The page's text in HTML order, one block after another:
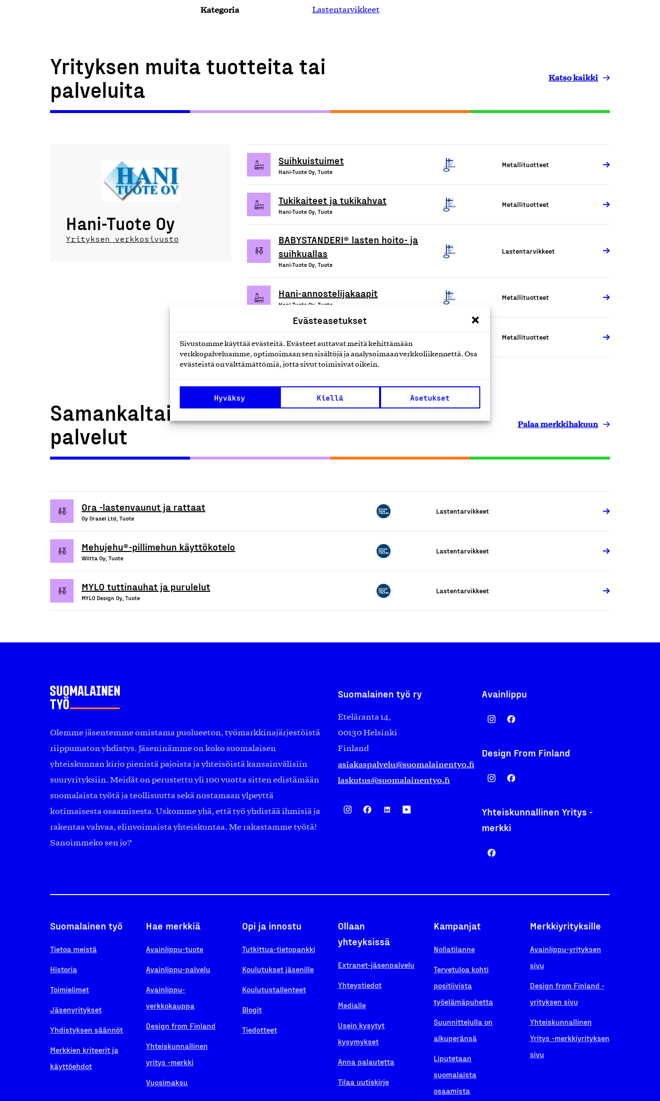
Evästeasetukset
Sivustomme käyttää evästeitä. Evästeet auttavat meitä kehittämään
verkkopalveluamme, optimoimaan sen sisältöjä ja analysoimaan verkkoliikennettä. Osa
evästeistä on välttämättömiä, jotta sivut toimisivat oikein.
Hyväksy Kiellä Asetukset
Kategoria Lastentarvikkeet
Yrityksen muita tuotteita tai
palveluita
Katso kaikki
Hani-Tuote Oy
Yrityksen verkkosivusto
Suihkuistuimet
Hani-Tuote Oy, Tuote
Metallituotteet
Tukikaiteet ja tukikahvat
Hani-Tuote Oy, Tuote
Metallituotteet
BABYSTANDERI® lasten hoito- ja
suihkuallas
Hani-Tuote Oy, Tuote
Lastentarvikkeet
Hani-annostelijakaapit
Hani-Tuote Oy, Tuote
Metallituotteet
Hani-Tuote Oy, Tuote
Metallituotteet
Samankaltaiset tuotteet tai
palvelut
Palaa merkkihakuun
Ora -lastenvaunut ja rattaat
Oy Orasel Ltd, Tuote
Lastentarvikkeet
Mehujehu®-pillimehun käyttökotelo
Wiitta Oy, Tuote
Lastentarvikkeet
MYLO tuttinauhat ja purulelut
MYLO Design Oy, Tuote
Lastentarvikkeet
Olemme jäsentemme omistama puolueeton, työmarkkinajärjestöistä
riippumaton yhdistys. Jäseninämme on koko suomalaisen
yhteiskunnan kirjo pienistä pajoista ja yhteisöistä kansainvälisiin
suuryrityksiin. Meidät on perustettu yli 100 vuotta sitten edistämään
suomalaista työtä ja teollisuutta sekä nostamaan ylpeyttä
kotimaisesta osaamisesta. Uskomme yhä, että työ yhdistää ihmisiä ja
rakentaa vahvaa, elinvoimaista yhteiskuntaa. Me rakastamme työtä!
Sanoimmeko sen jo?
Suomalainen työ ry
Eteläranta 14,
00130 Helsinki
Finland
asiakaspalvelu@suomalainentyo.fi
laskutus@suomalainentyo.fi
Avainlippu
Design From Finland
Yhteiskunnallinen Yritys -
merkki
Suomalainen työ
Tietoa meistä
Historia
Toimielimet
Jäsenyritykset
Yhdistyksen säännöt
Merkkien kriteerit ja
käyttöehdot
Hae merkkiä
Avainlippu-tuote
Avainlippu-palvelu
Avainlippu-
verkkokauppa
Design from Finland
Yhteiskunnallinen
yritys -merkki
Vuosimaksu
Opi ja innostu
Tutkittua-tietopankki
Koulutukset jäsenille
Koulutustallenteet
Blogit
Tiedotteet
Ollaan
yhteyksissä
Extranet-jäsenpalvelu
Yhteystiedot
Medialle
Usein kysytyt
kysymykset
Anna palautetta
Tilaa uutiskirje
Kampanjat
Nollatilanne
Tervetuloa kohti
positiivista
työelämäpuhetta
Suunnittelulla on
alkuperänsä
Liputetaan
suomalaista
osaamista
Merkkiyrityksille
Avainlippu-yrityksen
sivu
Design from Finland -
yrityksen sivu
Yhteiskunnallinen
Yritys -merkkiyrityksen
sivu